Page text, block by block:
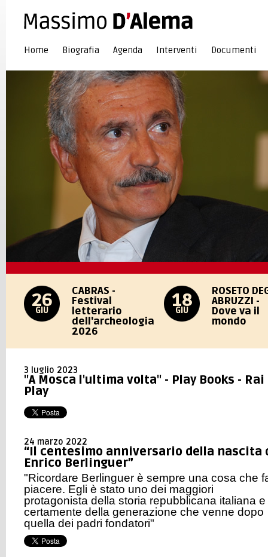
Home Biografia Agenda Interventi Documenti
26
GIU
CABRAS -
Festival
letterario
dell'archeologia
2026
18
GIU
ROSETO
ABRUZZI -
Dove va il
mondo
3 luglio 2023
"A Mosca l'ultima volta" - Play Books - Rai
Play
24 marzo 2022
“Il centesimo anniversario della nascita
Enrico Berlinguer”
"Ricordare Berlinguer è sempre una cosa che
piacere. Egli è stato uno dei maggiori
protagonista della storia repubblicana italiana e
certamente della generazione che venne dopo
quella dei padri fondatori"